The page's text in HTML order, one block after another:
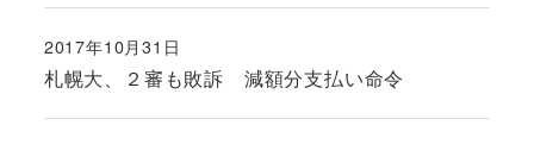
札幌大、２審も敗訴 減額分支払い命令
投稿日
2017年10月31日